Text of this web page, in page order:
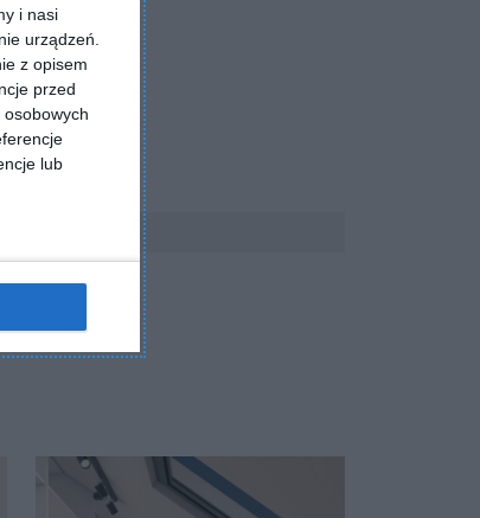
i nasi
urządzeń.
z opisem
przed
lub